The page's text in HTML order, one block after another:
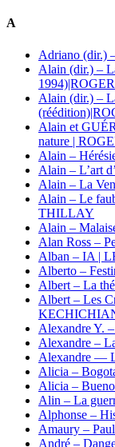
A
Adriano (dir.)
Alain (dir.) –
1994)|ROGER
Alain (dir.) –
Alain et
nature |
Alain –
Alain – L’art
Alain – La
Alain – Le
THILLAY
Alain –
Alan Ross –
Alban – IA |
Alberto –
Albert – La
Albert – Les
Alexandre Y.
Alexandre –
Alexandre —
Alicia –
Alicia –
Alin – La
Alphonse –
Amaury –
André –